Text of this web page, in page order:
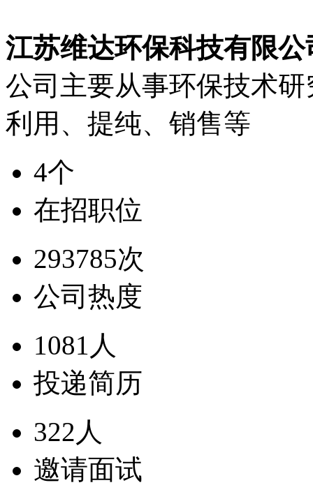
江苏维达环保科技有限公
公司主要从事环保技术
利用、提纯、销售等
4个
在招职位
293785次
公司热度
1081人
投递简历
322人
邀请面试